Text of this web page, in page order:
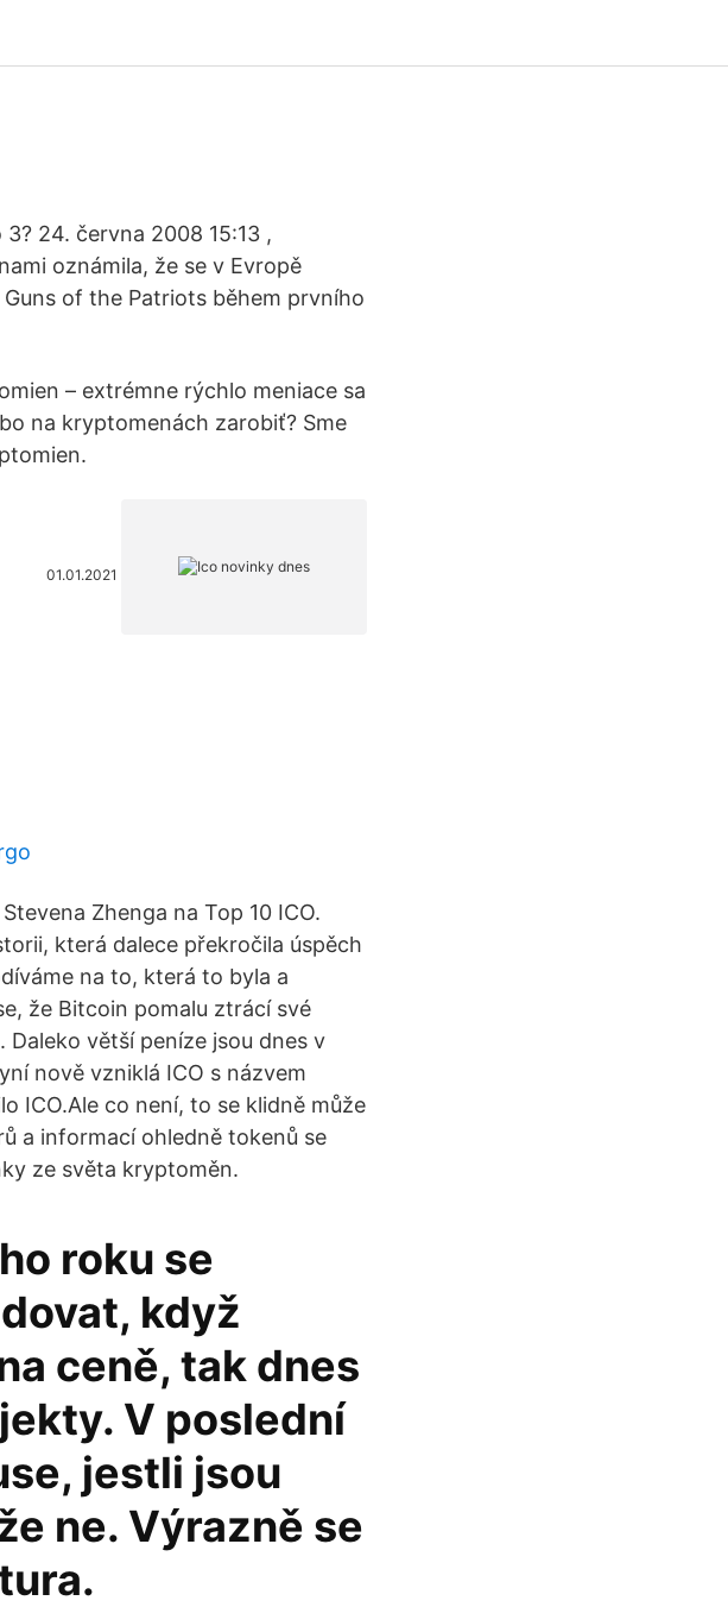
24. června 2008 15:13 ,
oznámila, že se v Evropě
of the Patriots během prvního
– extrémne rýchlo meniace sa
na kryptomenách zarobiť? Sme
01.01.2021
Zhenga na Top 10 ICO.
která dalece překročila úspěch
na to, která to byla a
že Bitcoin pomalu ztrácí své
větší peníze jsou dnes v
nově vzniklá ICO s názvem
ICO.Ale co není, to se klidně může
a informací ohledně tokenů se
ze světa kryptoměn.
roku se
když
ceně, tak dnes
V poslední
jestli jsou
ne. Výrazně se